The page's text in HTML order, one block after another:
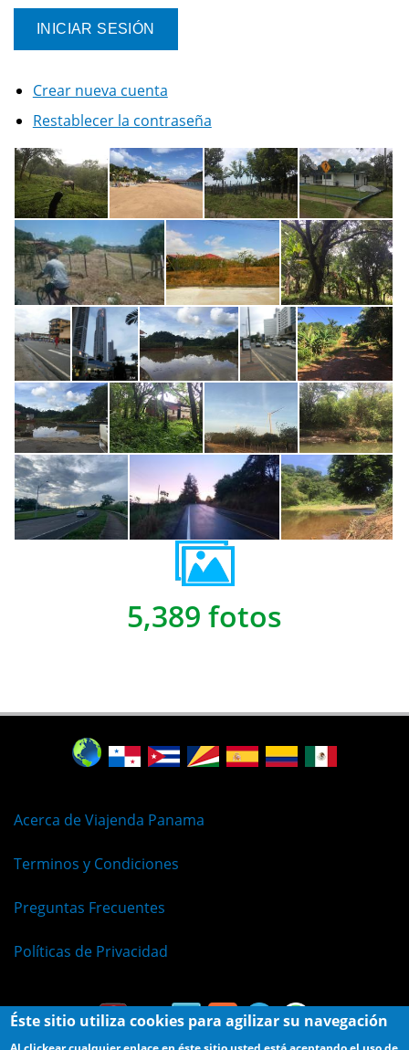
Crear nueva cuenta
Restablecer la contraseña
5,389 fotos
Acerca de Viajenda Panama
Terminos y Condiciones
Preguntas Frecuentes
Políticas de Privacidad
Éste sitio utiliza cookies para agilizar su navegación